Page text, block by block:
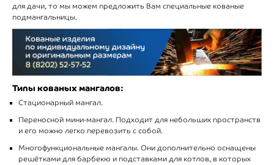
для дачи, то мы можем предложить Вам специальные кованые
подмангальницы.
Типы кованых мангалов:
Стационарный мангал.
Переносной мини-мангал. Подходит для небольших пространств
и его можно легко перевозить с собой.
Многофункциональные мангалы. Они дополнительно оснащены
решётками для барбекю и подставками для котлов, в которых